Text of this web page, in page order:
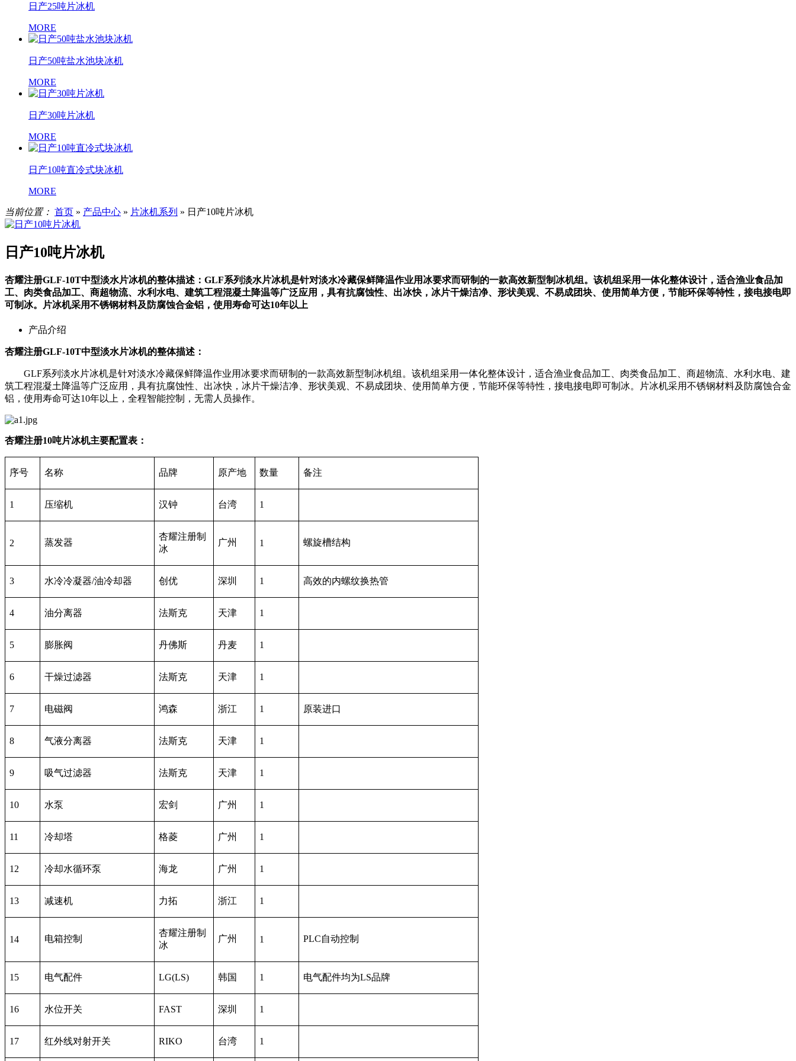
日产25吨片冰机
MORE
日产50吨盐水池块冰机
MORE
日产30吨片冰机
MORE
日产10吨直冷式块冰机
MORE
当前位置： 首页 » 产品中心 » 片冰机系列 » 日产10吨片冰机
日产10吨片冰机
杏耀注册GLF-10T中型淡水片冰机的整体描述：GLF系列淡水片冰机是针对淡水冷藏保鲜降温作业用冰要求而研制的一款高效新型制冰机组。该机组采用一体化整体设计，适合渔业食品加
工、肉类食品加工、商超物流、水利水电、建筑工程混凝土降温等广泛应用，具有抗腐蚀性、出冰快，冰片干燥洁净、形状美观、不易成团块、使用简单方便，节能环保等特性，接电接电即
可制冰。片冰机采用不锈钢材料及防腐蚀合金铝，使用寿命可达10年以上
产品介绍
杏耀注册GLF-10T中型淡水片冰机的整体描述：
GLF系列淡水片冰机是针对淡水冷藏保鲜降温作业用冰要求而研制的一款高效新型制冰机组。该机组采用一体化整体设计，适合渔业食品加工、肉类食品加工、商超物流、水利水电、建
筑工程混凝土降温等广泛应用，具有抗腐蚀性、出冰快，冰片干燥洁净、形状美观、不易成团块、使用简单方便，节能环保等特性，接电接电即可制冰。片冰机采用不锈钢材料及防腐蚀合金
铝，使用寿命可达10年以上，全程智能控制，无需人员操作。
杏耀注册10吨片冰机主要配置表：
序号 名称 品牌 原产地 数量 备注
1 压缩机 汉钟 台湾 1
2 蒸发器
杏耀注册制
冰
广州 1 螺旋槽结构
3 水冷冷凝器/油冷却器 创优 深圳 1 高效的内螺纹换热管
4 油分离器 法斯克 天津 1
5 膨胀阀 丹佛斯 丹麦 1
6 干燥过滤器 法斯克 天津 1
7 电磁阀 鸿森 浙江 1 原装进口
8 气液分离器 法斯克 天津 1
9 吸气过滤器 法斯克 天津 1
10 水泵 宏剑 广州 1
11 冷却塔 格菱 广州 1
12 冷却水循环泵 海龙 广州 1
13 减速机 力拓 浙江 1
14 电箱控制
杏耀注册制
冰
广州 1 PLC自动控制
15 电气配件 LG(LS) 韩国 1 电气配件均为LS品牌
16 水位开关 FAST 深圳 1
17 红外线对射开关 RIKO 台湾 1